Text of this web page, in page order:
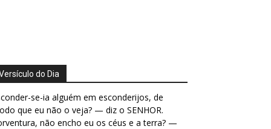
do Dia
se-ia alguém em esconderijos, de
que eu não o veja? — diz o SENHOR.
não encho eu os céus e a terra? —